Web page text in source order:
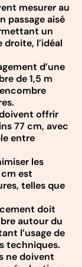
mesurer au
passage aisé
un
l’idéal
d’une
de 1,5 m
offrir
77 cm, avec
entre
les
est
telles que
doit
autour du
l’usage de
techniques.
ne doivent